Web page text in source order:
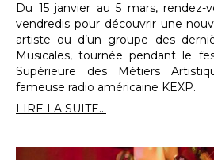
Du 15 janvier au 5 mars,
vendredis pour découvrir une
artiste ou d’un groupe des
Musicales, tournée pendant le
Supérieure des Métiers
fameuse radio américaine KEXP.
LIRE LA SUITE...